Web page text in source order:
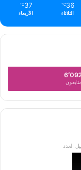
36
℃
الثلاثاء
37
℃
الأربعاء
متابعون
العدد